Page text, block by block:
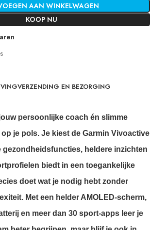
AAN WINKELWAGEN
KOOP NU
VERZENDING EN BEZORGING
persoonlijke coach én slimme
je pols. Je kiest de Garmin Vivoactive
gezondheidsfuncties, heldere inzichten
biedt in een toegankelijke
doet wat je nodig hebt zonder
Met een helder AMOLED-scherm,
en meer dan 30 sport-apps leer je